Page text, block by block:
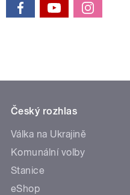
Český rozhlas
Válka na Ukrajině
Komunální volby
Stanice
eShop